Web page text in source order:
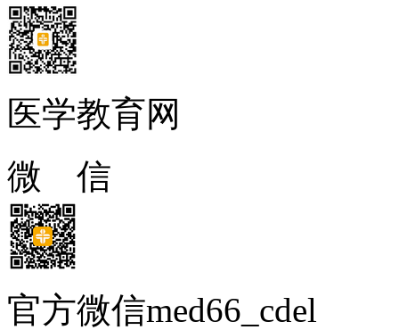
医学教育网
微 信
官方微信med66_cdel